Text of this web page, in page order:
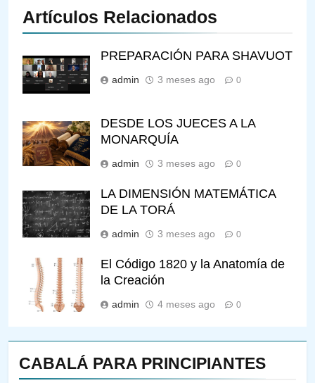
CABALÁ PARA PRINCIPIANTES
Artículos Relacionados
PREPARACIÓN PARA SHAVUOT
admin 3 meses ago 0
DESDE LOS JUECES A LA
MONARQUÍA
admin 3 meses ago 0
LA DIMENSIÓN MATEMÁTICA
DE LA TORÁ
admin 3 meses ago 0
El Código 1820 y la Anatomía de
la Creación
admin 4 meses ago 0